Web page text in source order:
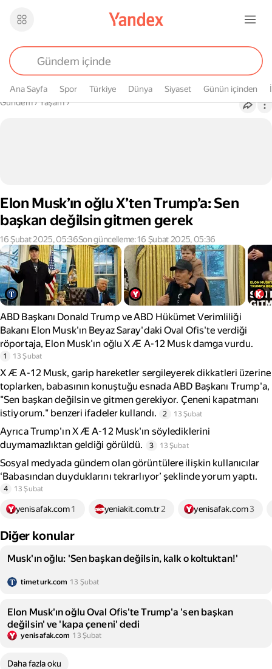
Ana Sayfa Spor Türkiye Dünya Siyaset Günün içinden
Buradasın
Gündem› Yaşam›
Elon Musk’ın oğlu X’ten Trump’a: Sen
başkan değilsin gitmen gerek
16 Şubat 2025, 05:36Son güncelleme: 16 Şubat 2025, 05:36
ABD Başkanı Donald Trump ve ABD Hükümet Verimliliği
Bakanı Elon Musk'ın Beyaz Saray'daki Oval Ofis'te verdiği
röportaja, Elon Musk'ın oğlu X Æ A-12 Musk damga vurdu.
1 13 Şubat
X Æ A-12 Musk, garip hareketler sergileyerek dikkatleri üzerine
toplarken, babasının konuştuğu esnada ABD Başkanı Trump'a,
"Sen başkan değilsin ve gitmen gerekiyor. Çeneni kapatmanı
istiyorum." benzeri ifadeler kullandı.
2 13 Şubat
Ayrıca Trump'ın X Æ A-12 Musk'ın söylediklerini
duymamazlıktan geldiği görüldü.
3 13 Şubat
Sosyal medyada gündem olan görüntülere ilişkin kullanıcılar
‘Babasından duyduklarını tekrarlıyor’ şeklinde yorum yaptı.
4 13 Şubat
yenisafak.com1 yeniakit.com.tr2 yenisafak.com3
Diğer konular
Musk'ın oğlu: 'Sen başkan değilsin, kalk o koltuktan!'
timeturk.com 13 Şubat
Elon Musk'ın oğlu Oval Ofis'te Trump'a 'sen başkan
değilsin' ve 'kapa çeneni' dedi
yenisafak.com 13 Şubat
Daha fazla oku